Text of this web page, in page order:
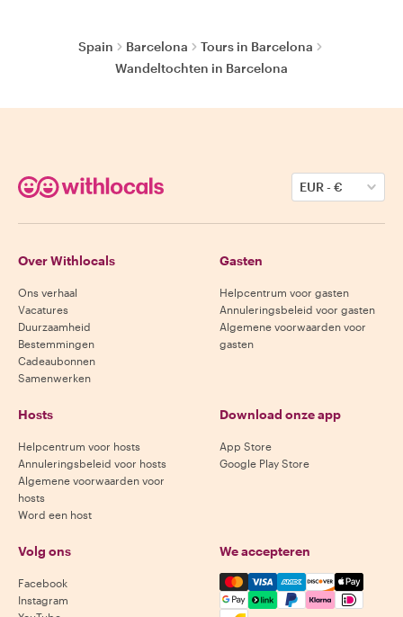
Spain Barcelona
Tours in Barcelona
Wandeltochten in Barcelona
EUR-€
Over Withlocals
Ons verhaal
Vacatures
Duurzaamheid
Bestemmingen
Cadeaubonnen
Samenwerken
Gasten
Helpcentrum voor gasten
Annuleringsbeleid voor gasten
Algemene voorwaarden voor
gasten
Hosts
Helpcentrum voor hosts
Annuleringsbeleid voor hosts
Algemene voorwaarden voor
hosts
Word een host
Download onze app
App Store
Google Play Store
Volg ons
Facebook
Instagram
We accepteren
Mastercard, Visa, Amex,